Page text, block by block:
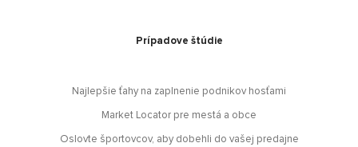
Prípadove štúdie
Najlepšie ťahy na zaplnenie podnikov hosťami
Market Locator pre mestá a obce
Oslovte športovcov, aby dobehli do vašej predajne